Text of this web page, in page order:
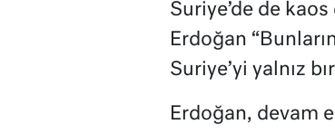
Suriye’de de
Erdoğan
Suriye’yi yalnız
Erdoğan, devam